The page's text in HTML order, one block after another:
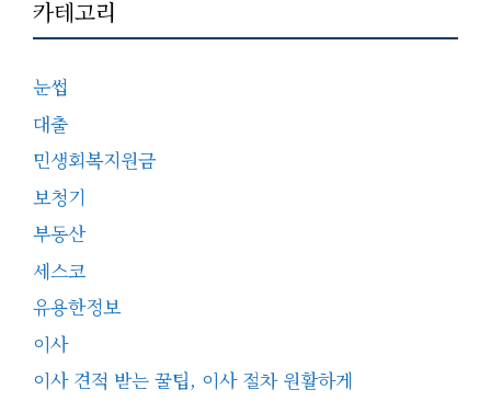
카테고리
눈썹
대출
민생회복지원금
보청기
부동산
세스코
유용한정보
이사
이사 견적 받는 꿀팁, 이사 절차 원활하게